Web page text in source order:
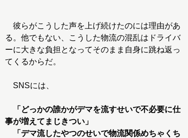
彼らがこうした声を上げ続けたのには理由があ
る。他でもない、こうした物流の混乱はドライバ
ーに大きな負担となってそのまま自身に跳ね返っ
てくるからだ。
SNSには、
「どっかの誰かがデマを流すせいで不必要に仕
事が増えてまじきつい」
「デマ流したやつのせいで物流関係めちゃくち